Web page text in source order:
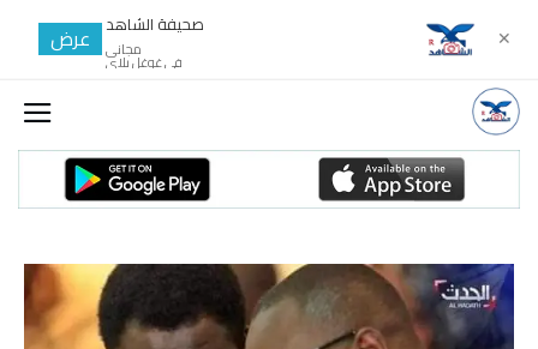
✕ صحيفة الشاهد
مجانى
في غوغل بلاي
عرض